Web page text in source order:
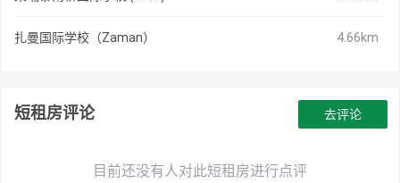
扎曼国际学校（Zaman） 4.66km
短租房评论
目前还没有人对此短租房进行点评
去评论